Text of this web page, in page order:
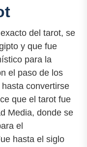
del tarot, se
y que fue
para la
el paso de los
convertirse
que el tarot fue
Media, donde se
el
hasta el siglo